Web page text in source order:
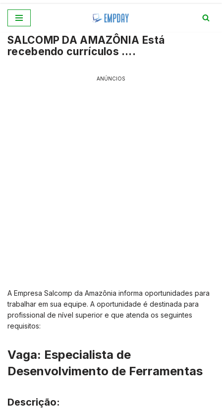
para
o
SALCOMP DA AMAZÔNIA Está
recebendo currículos ….
ANÚNCIOS
A Empresa Salcomp da Amazônia informa oportunidades para
trabalhar em sua equipe. A oportunidade é destinada para
profissional de nível superior e que atenda os seguintes
requisitos:
Vaga: Especialista de
Desenvolvimento de Ferramentas
Descrição: